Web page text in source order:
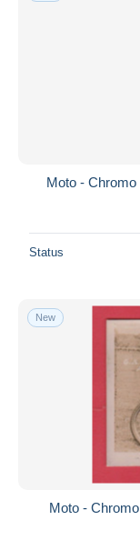
Moto -
Status
New
Moto -